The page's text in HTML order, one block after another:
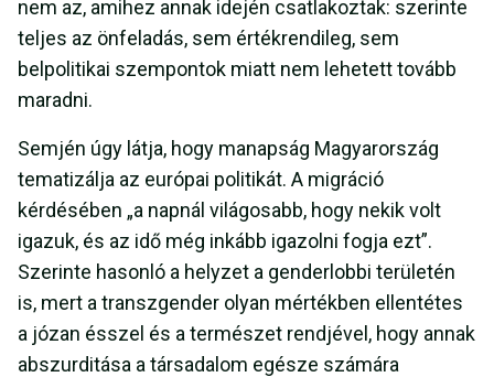
nem az, amihez annak idején csatlakoztak: szerinte
teljes az önfeladás, sem értékrendileg, sem
belpolitikai szempontok miatt nem lehetett tovább
maradni.
Semjén úgy látja, hogy manapság Magyarország
tematizálja az európai politikát. A migráció
kérdésében „a napnál világosabb, hogy nekik volt
igazuk, és az idő még inkább igazolni fogja ezt”.
Szerinte hasonló a helyzet a genderlobbi területén
is, mert a transzgender olyan mértékben ellentétes
a józan ésszel és a természet rendjével, hogy annak
abszurditása a társadalom egésze számára